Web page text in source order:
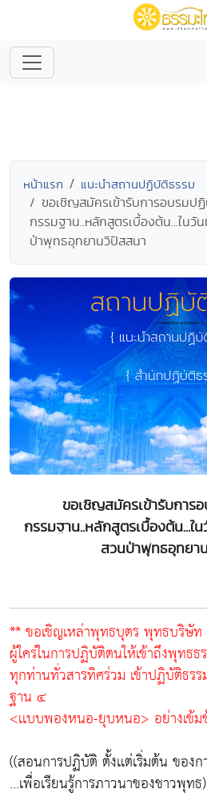
หน้าแรก แนะนำสถานปฏิบัติธรรม
ขอเชิญสมัครเข้ารับการอบรมป
กรรมฐาน..หลักสูตรเบื้องต้น...ใน
ป่าพุทธอุทยานวิปัสสนา
ขอเชิญสมัครเข้ารับการ
กรรมฐาน..หลักสูตรเบื้องต้น...
สวนป่าพุทธอุทยา
** ขอเชิญเหล่าพุทธบุตร พุทธบริษั
ผู้ใคร่ในการปฏิบัติตนให้เข้าถึงพุทธธ
ทุกท่านทั่วสารทิศร่วม เข้าปฏิบัติธร
ฐาน ๔
<เเบบพองหนอ-ยุบหนอ> อย่างเข้
((สอนการปฏิบัติ ตั้งเเต่เริ่มต้น ของ
...เพื่อเรียนรู้การภาวนาของชาวพุทธ